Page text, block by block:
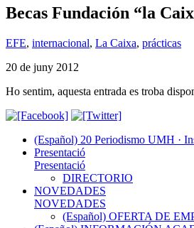
Becas Fundación “la
EFE, internacional, La Caixa, prácticas
20 de juny 2012
Ho sentim, aquesta entrada es troba
(Español) 20 Periodismo UMH ·
Presentació
Presentació
DIRECTORIO
NOVEDADES
NOVEDADES
(Español) OFERTA DE